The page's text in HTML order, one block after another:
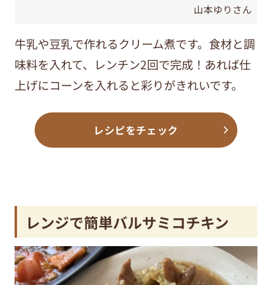
山本ゆりさん
牛乳や豆乳で作れるクリーム煮です。食材と調
味料を入れて、レンチン2回で完成！あれば仕
上げにコーンを入れると彩りがきれいです。
レシピをチェック
レンジで簡単バルサミコチキン